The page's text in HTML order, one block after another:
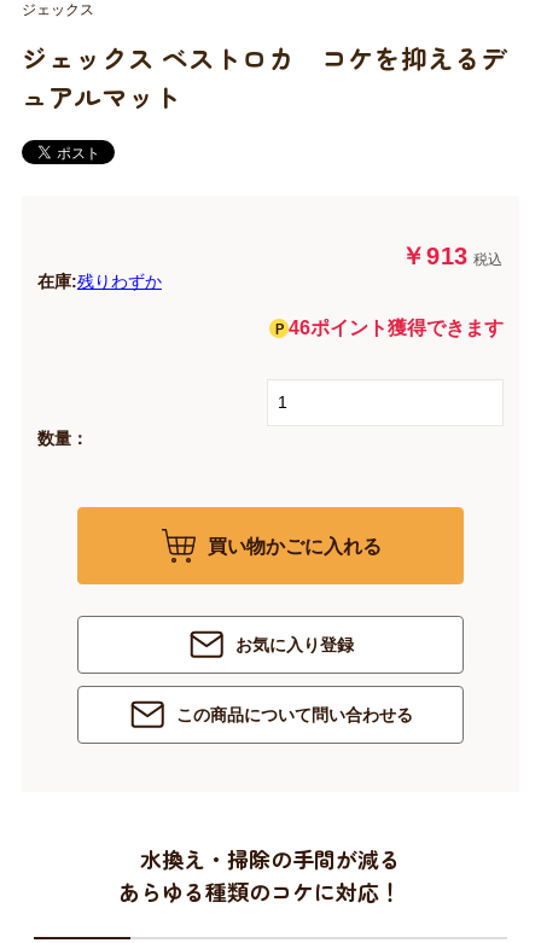
ジェックス ベストロカ コケを抑えるデ
ュアルマット
￥913 税込
在庫:残りわずか
46ポイント獲得できます
数量：
買い物かごに入れる
お気に入り登録
この商品について問い合わせる
ジェックス
水換え・掃除の手間が減る
あらゆる種類のコケに対応！